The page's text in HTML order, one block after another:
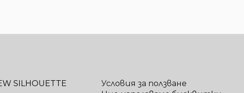
SILHOUETTE
Условия за ползване